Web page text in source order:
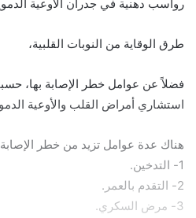
رواسب دهنية في جدران الأوعية
طرق الوقاية من النوبات القلبية،
فضلاً عن عوامل خطر الإصابة بها،
استشاري أمراض القلب والأوعية
هناك عدة عوامل تزيد من خطر الإصابة
1- التدخين.
2- التقدم بالعمر.
3- مرض السكري.